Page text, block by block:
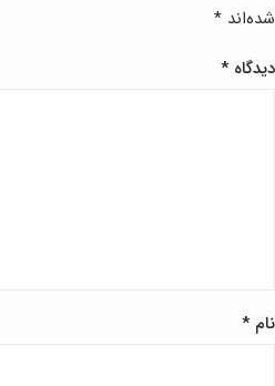
شده‌اند *
دیدگاه*
نام*